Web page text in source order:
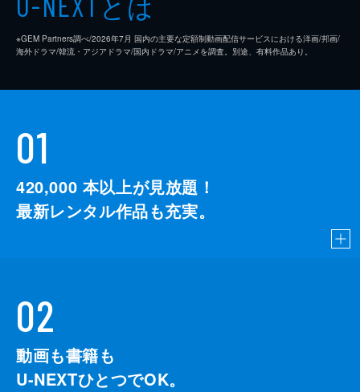
※GEM Partners調べ/2026年7⽉ 国内の主要な定額制動画配信サービスにおける洋画/邦画/
海外ドラマ/韓流・アジアドラマ/国内ドラマ/アニメを調査。別途、有料作品あり。
01
420,000 本以上が見放題！
最新レンタル作品も充実。
02
動画も書籍も
U-NEXTひとつでOK。